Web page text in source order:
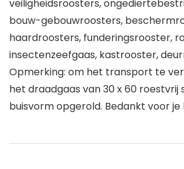
veiligheidsroosters,
bouw-gebouwroosters,
haardroosters, funderingsrooster,
insectenzeefgaas, kastrooster,
Opmerking: om het transport te
het draadgaas van 30 x 60 roestvrij
buisvorm opgerold. Bedankt voor je